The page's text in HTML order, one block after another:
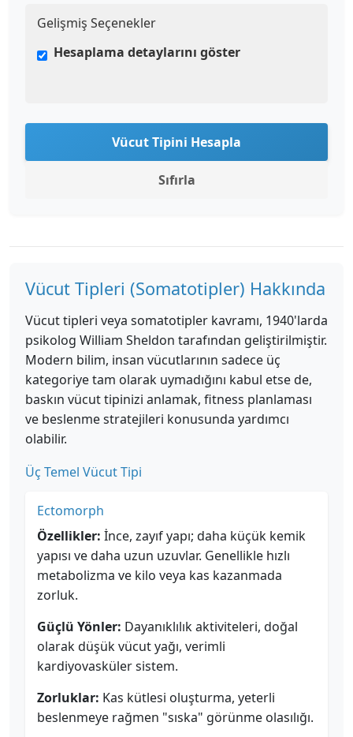
Gelişmiş Seçenekler
Hesaplama detaylarını göster
Vücut Tipini Hesapla
Sıfırla
Vücut Tipleri (Somatotipler) Hakkında
Vücut tipleri veya somatotipler kavramı, 1940'larda
psikolog William Sheldon tarafından geliştirilmiştir.
Modern bilim, insan vücutlarının sadece üç
kategoriye tam olarak uymadığını kabul etse de,
baskın vücut tipinizi anlamak, fitness planlaması
ve beslenme stratejileri konusunda yardımcı
olabilir.
Üç Temel Vücut Tipi
Ectomorph
Özellikler: İnce, zayıf yapı; daha küçük kemik
yapısı ve daha uzun uzuvlar. Genellikle hızlı
metabolizma ve kilo veya kas kazanmada
zorluk.
Güçlü Yönler: Dayanıklılık aktiviteleri, doğal
olarak düşük vücut yağı, verimli
kardiyovasküler sistem.
Zorluklar: Kas kütlesi oluşturma, yeterli
beslenmeye rağmen "sıska" görünme olasılığı.